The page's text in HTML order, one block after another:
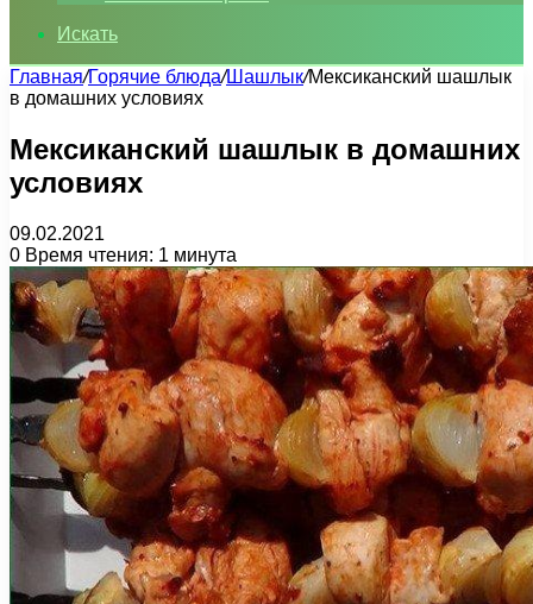
Искать
Главная/Горячие блюда/Шашлык/Мексиканский шашлык
в домашних условиях
Мексиканский шашлык в домашних
условиях
09.02.2021
0 Время чтения: 1 минута